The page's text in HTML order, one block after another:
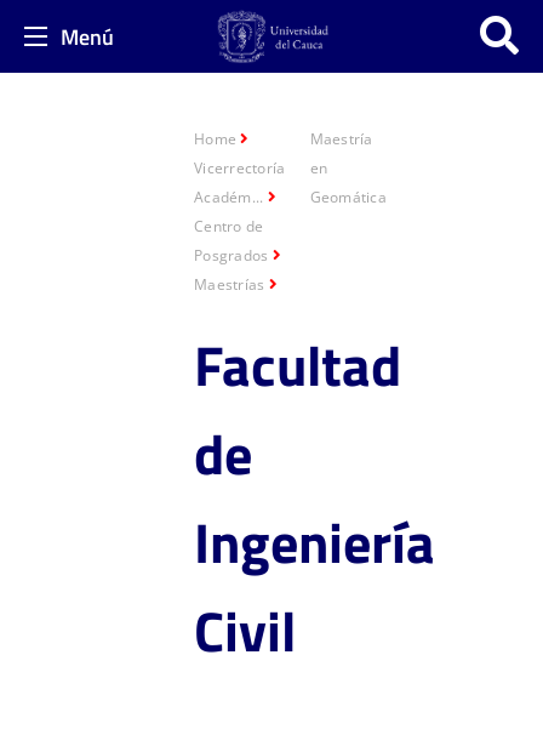
Menú
Home
Vicerrectoría
Académ...
Centro de
Posgrados
Maestrías
Maestría
en
Geomática
Facultad
de
Ingeniería
Civil